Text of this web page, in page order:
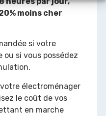
moins cher
si votre
si vous possédez
électroménager
le coût de vos
en marche